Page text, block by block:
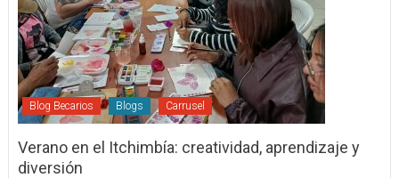
Blog Becarios Blogs Carrusel
Verano en el Itchimbía: creatividad, aprendizaje y
diversión